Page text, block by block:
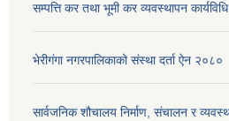
सम्पत्ति कर तथा भूमी कर व्यवस्थापन
भेरीगंगा नगरपालिकाको संस्था दर्ता ऐन २०८०
सार्वजनिक शौचालय निर्माण, संचालन र